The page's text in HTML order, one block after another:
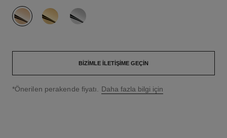
varyant (3)
BIZIMLE İLETIŞIME GEÇIN
↩
*Önerilen perakende fiyatı. Daha fazla bilgi için